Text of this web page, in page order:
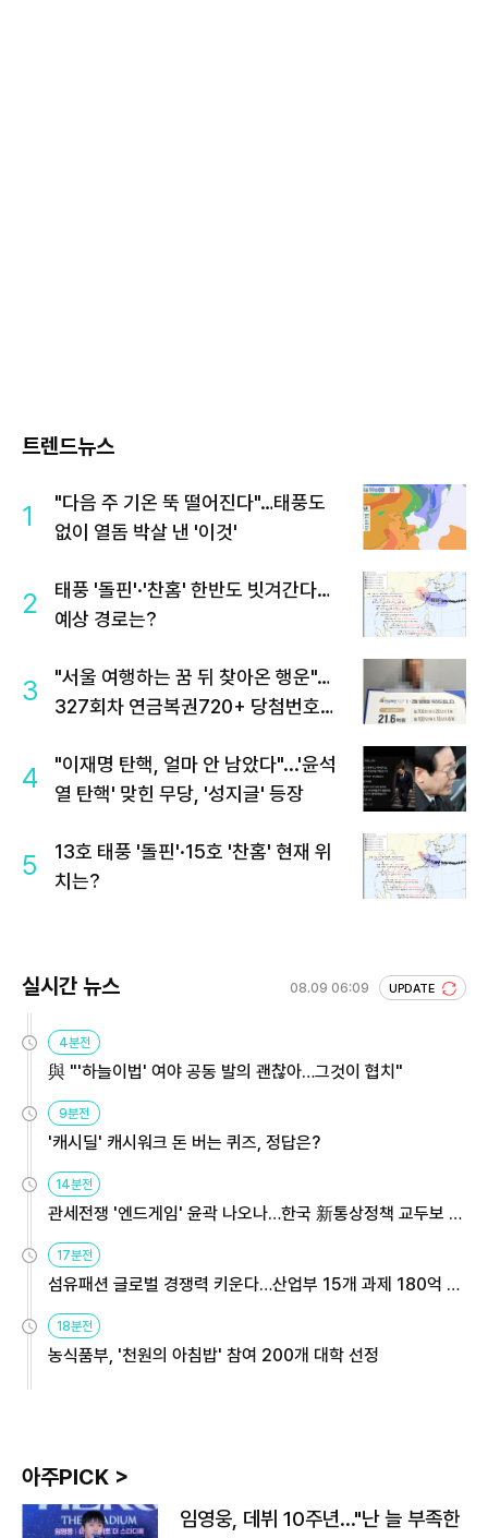
트렌드뉴스
1
"다음 주 기온 뚝 떨어진다"…태풍도
없이 열돔 박살 낸 '이것'
2
태풍 '돌핀'·'찬홈' 한반도 빗겨간다…
예상 경로는?
3
"서울 여행하는 꿈 뒤 찾아온 행운"…
327회차 연금복권720+ 당첨번호조
4
"이재명 탄핵, 얼마 안 남았다"...'윤석
열 탄핵' 맞힌 무당, '성지글' 등장
5
13호 태풍 '돌핀'·15호 '찬홈' 현재 위
치는?
실시간 뉴스 08.09 06:09 UPDATE
4분전
與 "'하늘이법' 여야 공동 발의 괜찮아…그것이 협치"
9분전
'캐시딜' 캐시워크 돈 버는 퀴즈, 정답은?
14분전
관세전쟁 '엔드게임' 윤곽 나오나…한국 新통상정책 교두보 활
17분전
섬유패션 글로벌 경쟁력 키운다…산업부 15개 과제 180억 지
18분전
농식품부, '천원의 아침밥' 참여 200개 대학 선정
아주PICK >
임영웅, 데뷔 10주년…"난 늘 부족한